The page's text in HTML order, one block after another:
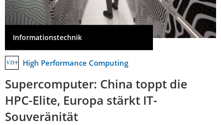
Informationstechnik
High Performance Computing
Supercomputer: China toppt die
HPC-Elite, Europa stärkt IT-
Souveränität